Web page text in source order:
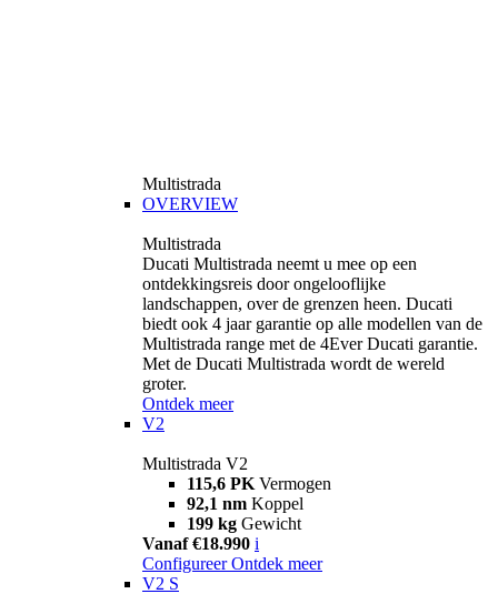
Multistrada
OVERVIEW
Multistrada
Ducati Multistrada neemt u mee op een
ontdekkingsreis door ongelooflijke
landschappen, over de grenzen heen. Ducati
biedt ook 4 jaar garantie op alle modellen van de
Multistrada range met de 4Ever Ducati garantie.
Met de Ducati Multistrada wordt de wereld
groter.
Ontdek meer
V2
Multistrada V2
115,6 PK Vermogen
92,1 nm Koppel
199 kg Gewicht
Vanaf €18.990 i
Configureer Ontdek meer
V2 S